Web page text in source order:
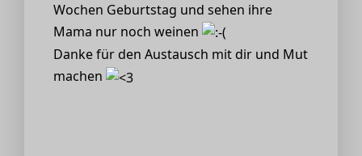
Wochen Geburtstag und sehen ihre
Mama nur noch weinen
Danke für den Austausch mit dir und Mut
machen